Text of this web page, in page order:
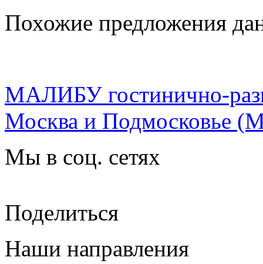
Похожие предложения
МАЛИБУ гостинично-
Москва и Подмосковье
Мы в соц. сетях
Поделиться
Наши направления